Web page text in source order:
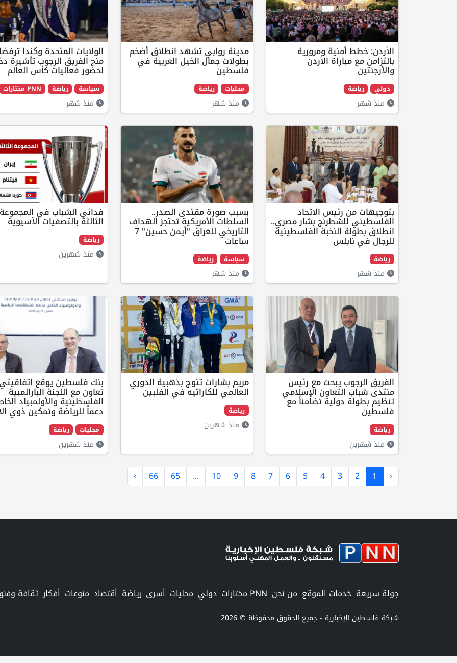
الأردن: خطط أمنية ومرورية
بالتزامن مع مباراة الأردن
والأرجنتين
دولي رياضة
منذ شهر
مدينة روابي تشهد انطلاق أضخم
بطولات جمال الخيل العربية في
فلسطين
محليات رياضة
منذ شهر
الولايات المتحدة وكندا
منح الفريق الرجوب تأشيرة
لحضور فعاليات كأس العالم
سياسة رياضة PNN مختارات
منذ شهر
بتوجيهات من رئيس الاتحاد
الفلسطيني للشطرنج بشار مصري..
انطلاق بطولة النخبة الفلسطينية
للرجال في نابلس
رياضة
منذ شهر
بسبب صورة مقتدى الصدر..
السلطات الأمريكية تحتجز الهداف
التاريخي للعراق "أيمن حسين" 7
ساعات
سياسة رياضة
منذ شهر
فدائي الشباب في المجموعة
الثالثة بالتصفيات الآسيوية
رياضة
منذ شهرين
الفريق الرجوب يبحث مع رئيس
منتدى شباب التعاون الإسلامي
تنظيم بطولة دولية تضامناً مع
فلسطين
رياضة
منذ شهرين
مريم بشارات تتوج بذهبية الدوري
العالمي للكاراتيه في الفلبين
رياضة
منذ شهرين
بنك فلسطين يوقّع
تعاون مع اللجنة البارالمبية
الفلسطينية والأولمبياد
دعماً للرياضة وتمكين ذوي
محليات رياضة
منذ شهرين
‹
1
2
3
4
5
6
7
8
9
10
...
65
66
›
جولة سريعة خدمات الموقع من نحن PNN مختارات دولي محليات أسرى رياضة أقتصاد منوعات أفكار ثقافة
شبكة فلسطين الإخبارية - جميع الحقوق محفوظة © 2026